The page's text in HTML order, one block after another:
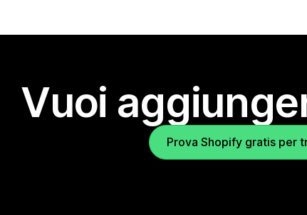
Vuoi
Prova Shopify gratis per